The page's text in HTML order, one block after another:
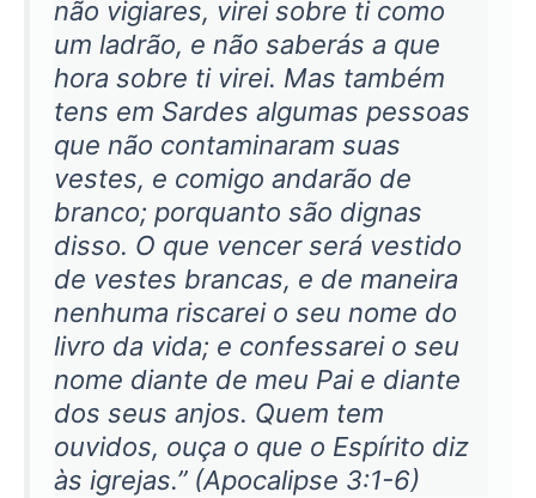
não vigiares, virei sobre ti como
um ladrão, e não saberás a que
hora sobre ti virei. Mas também
tens em Sardes algumas pessoas
que não contaminaram suas
vestes, e comigo andarão de
branco; porquanto são dignas
disso. O que vencer será vestido
de vestes brancas, e de maneira
nenhuma riscarei o seu nome do
livro da vida; e confessarei o seu
nome diante de meu Pai e diante
dos seus anjos. Quem tem
ouvidos, ouça o que o Espírito diz
às igrejas.” (Apocalipse 3:1-6)